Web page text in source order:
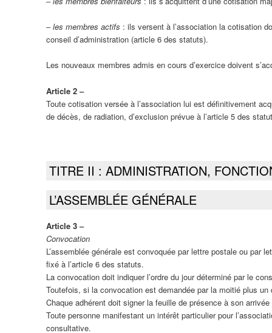
‒les membres actifs : ils versent à l’association la cotisation
conseil d’administration (article 6 des statuts).
Les nouveaux membres admis en cours d’exercice doivent
Article 2 ‒
Toute cotisation versée à l’association lui est définitivement
de décès, de radiation, d’exclusion prévue à l’article 5 des
TITRE II : ADMINISTRATION,
L’ASSEMBLÉE GÉNÉRALE
Article 3 ‒
Convocation
L’assemblée générale est convoquée par lettre postale ou par
fixé à l’article 6 des statuts.
La convocation doit indiquer l’ordre du jour déterminé par le
Toutefois, si la convocation est demandée par la moitié plus
Chaque adhérent doit signer la feuille de présence à son
Toute personne manifestant un intérêt particulier pour
consultative.